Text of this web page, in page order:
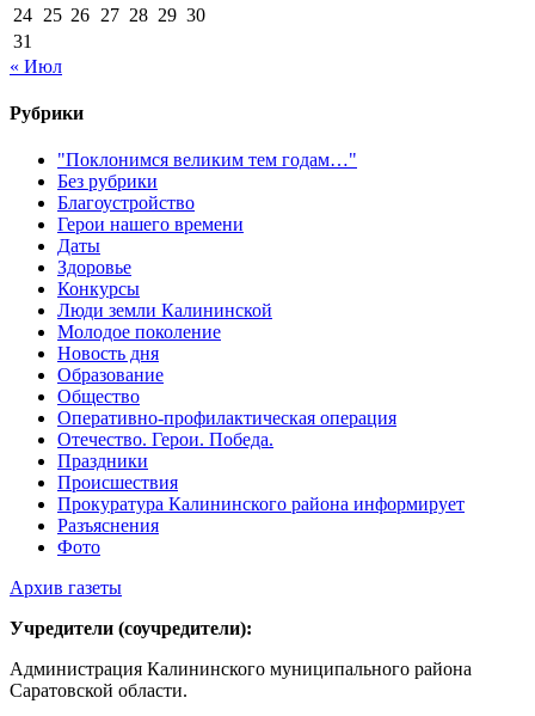
24 25 26 27 28 29 30
31
« Июл
Рубрики
"Поклонимся великим тем годам…"
Без рубрики
Благоустройство
Герои нашего времени
Даты
Здоровье
Конкурсы
Люди земли Калининской
Молодое поколение
Новость дня
Образование
Общество
Оперативно-профилактическая операция
Отечество. Герои. Победа.
Праздники
Происшествия
Прокуратура Калининского района информирует
Разъяснения
Фото
Архив газеты
Учредители (соучредители):
Администрация Калининского муниципального района
Саратовской области.